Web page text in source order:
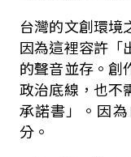
台灣的文創環境
因為這裡容許「
的聲音並存。創
政治底線，也不
承諾書」。因
分。